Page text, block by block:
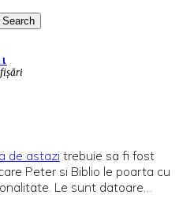
Search
de astazi trebuie sa fi fost
Peter si Biblio le poarta cu
Le sunt datoare…